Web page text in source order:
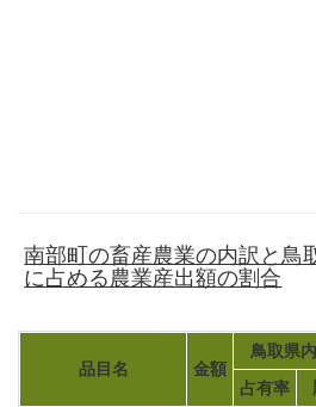
南部町の畜産農業の内訳と鳥
に占める農業産出額の割合
品目名 金額
鳥取県
占有率